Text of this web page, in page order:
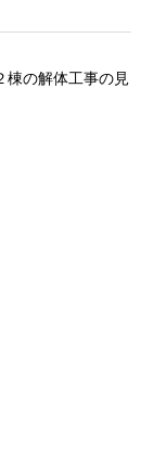
棟の解体工事の見